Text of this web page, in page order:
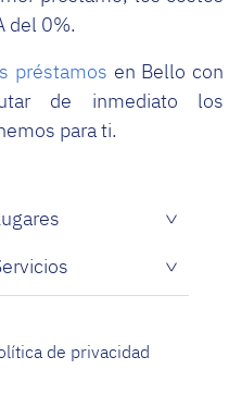
del 0%.
préstamos en Bello con
de inmediato los
para ti.
de privacidad